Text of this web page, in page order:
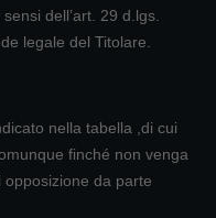
dell’art. 29 d.lgs.
legale del Titolare.
nella tabella ,di cui
finché non venga
da parte